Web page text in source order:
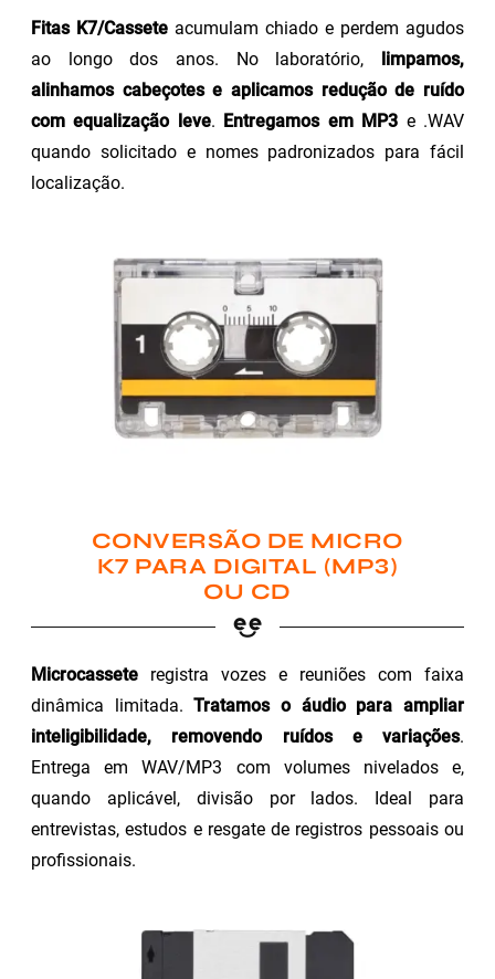
Fitas K7/Cassete acumulam chiado e perdem agudos
ao longo dos anos. No laboratório, limpamos,
alinhamos cabeçotes e aplicamos redução de ruído
com equalização leve. Entregamos em MP3 e .WAV
quando solicitado e nomes padronizados para fácil
localização.
CONVERSÃO DE MICRO
K7 PARA DIGITAL (MP3)
OU CD
Microcassete registra vozes e reuniões com faixa
dinâmica limitada.Tratamos o áudio para ampliar
inteligibilidade, removendo ruídos e variações.
Entrega em WAV/MP3 com volumes nivelados e,
quando aplicável, divisão por lados. Ideal para
entrevistas, estudos e resgate de registros pessoais ou
profissionais.